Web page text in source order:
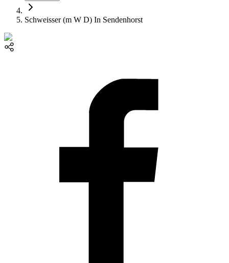
Schweisser (m W D) In Sendenhorst